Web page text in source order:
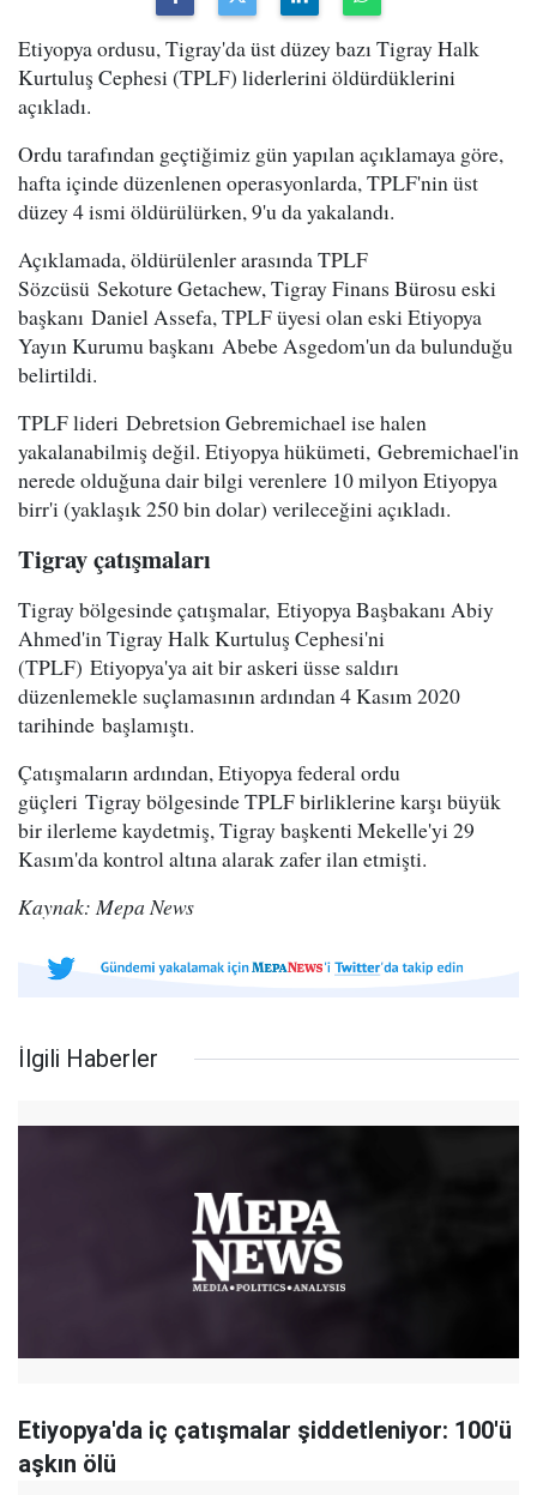
Etiyopya ordusu, Tigray'da üst düzey bazı Tigray Halk
Kurtuluş Cephesi (TPLF) liderlerini öldürdüklerini
açıkladı.
Ordu tarafından geçtiğimiz gün yapılan açıklamaya göre,
hafta içinde düzenlenen operasyonlarda, TPLF'nin üst
düzey 4 ismi öldürülürken, 9'u da yakalandı.
Açıklamada, öldürülenler arasında TPLF
Sözcüsü Sekoture Getachew, Tigray Finans Bürosu eski
başkanı Daniel Assefa, TPLF üyesi olan eski Etiyopya
Yayın Kurumu başkanı Abebe Asgedom'un da bulunduğu
belirtildi.
TPLF lideri Debretsion Gebremichael ise halen
yakalanabilmiş değil. Etiyopya hükümeti, Gebremichael'in
nerede olduğuna dair bilgi verenlere 10 milyon Etiyopya
birr'i (yaklaşık 250 bin dolar) verileceğini açıkladı.
Tigray çatışmaları
Tigray bölgesinde çatışmalar, Etiyopya Başbakanı Abiy
Ahmed'in Tigray Halk Kurtuluş Cephesi'ni
(TPLF) Etiyopya'ya ait bir askeri üsse saldırı
düzenlemekle suçlamasının ardından 4 Kasım 2020
tarihinde başlamıştı.
Çatışmaların ardından, Etiyopya federal ordu
güçleri Tigray bölgesinde TPLF birliklerine karşı büyük
bir ilerleme kaydetmiş, Tigray başkenti Mekelle'yi 29
Kasım'da kontrol altına alarak zafer ilan etmişti.
Kaynak: Mepa News
İlgili Haberler
Etiyopya'da iç çatışmalar şiddetleniyor: 100'ü
aşkın ölü